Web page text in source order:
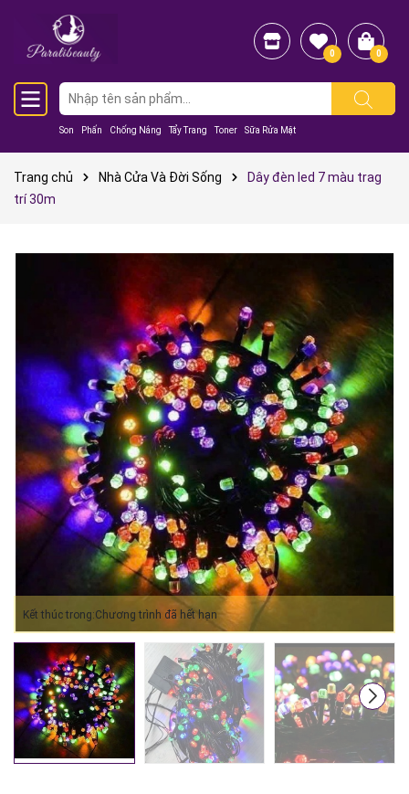
Son Phấn Chống Nắng Tẩy Trang Toner Sữa Rửa Mặt
0 0
Trang chủ Nhà Cửa Và Đời Sống
Dây đèn led 7 màu trag
trí 30m
Kết thúc trong:Chương trình đã hết hạn
Mã giảm giá:
Ngày hết hạn:
Điều kiện: